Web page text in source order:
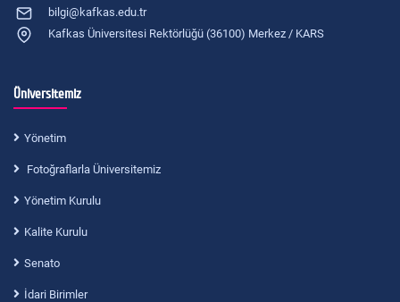
bilgi@kafkas.edu.tr
Kafkas Üniversitesi Rektörlüğü (36100) Merkez / KARS
Üniversitemiz
Yönetim
Fotoğraflarla Üniversitemiz
Yönetim Kurulu
Kalite Kurulu
Senato
İdari Birimler